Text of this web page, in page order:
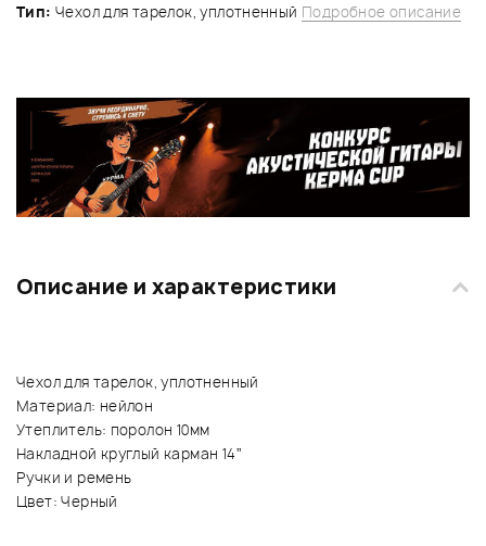
Тип: Чехол для тарелок, уплотненный Подробное описание
Описание и характеристики
Чехол для тарелок, уплотненный
Материал: нейлон
Утеплитель: поролон 10мм
Накладной круглый карман 14”
Ручки и ремень
Цвет: Черный